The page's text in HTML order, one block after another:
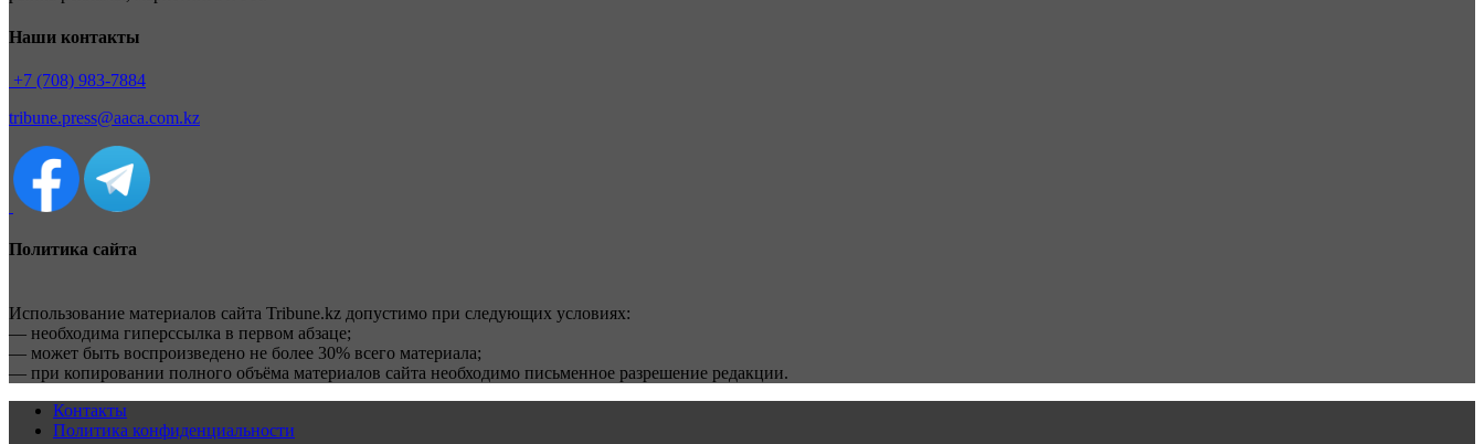
Наши контакты
+7 (708) 983-7884
tribune.press@aaca.com.kz
Политика сайта
Использование материалов сайта Tribune.kz допустимо при следующих условиях:
— необходима гиперссылка в первом абзаце;
— может быть воспроизведено не более 30% всего материала;
— при копировании полного объёма материалов сайта необходимо письменное разрешение редакции.
Контакты
Политика конфиденциальности